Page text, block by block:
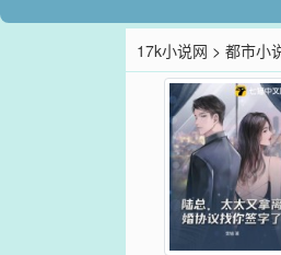
17k小说网 >都市小